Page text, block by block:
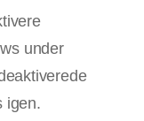
under
igen.